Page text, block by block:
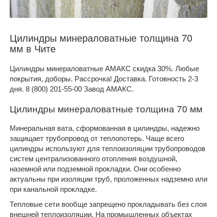
Цилиндры минераловатные толщина 70
мм в Чите
Цилиндры минераловатные АМАКС скидка 30%. Любые
покрытия, доборы. Рассрочка! Доставка. Готовность 2-3
дня. 8 (800) 201-55-00 Завод АМАКС.
Цилиндры минераловатные толщина 70 мм
Минеральная вата, сформованная в цилиндры, надежно
защищает трубопровод от теплопотерь. Чаще всего
цилиндры используют для теплоизоляции трубопроводов
систем централизованного отопления воздушной,
наземной или подземной прокладки. Они особенно
актуальны при изоляции труб, проложенных надземно или
при канальной прокладке.
Тепловые сети вообще запрещено прокладывать без слоя
внешней теплоизоляции. На промышленных объектах